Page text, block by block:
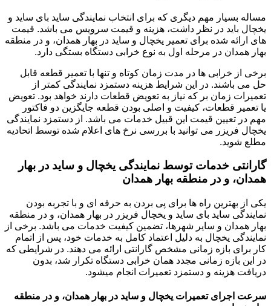
مساله بسیار مهم دیگری که برای انتخاب نمایندگی ساید بای ساید و
یخچال باید در نظر داشت، هزینه و قیمت سرویس می باشد. قیمت
های ارائه شده برای تعمیر یخچال و ساید در بهار همدان، و در منطقه
بهار همدان در مرحله اول به نوع خرابی دستگاه بستگی دارد.
برخی از خرابی ها در مدت زمان کوتاه و تنها با تعمیر قطعه قابل
حل می باشند. در این شرایط هزینه دستمزد نمایندگی کمتر از
تعمیرات زمان بر که نیاز به تعویض قطعات دارند خواهد بود. تعویض
یا تعمیر قطعات، کیفیت و اصلی بودن قطعه جایگزین دو فاکتور
مهم در تعیین قیمت این قبیل خدمات می باشد. از دستمزد نمایندگی
یخچال فریزر می توانید با بررسی نرخ های اعلام شده توسط اتحادیه
مطلع شوید.
گارانتی خدمات توسط نمایندگی یخچال و ساید در بهار
همدان، و در منطقه بهار همدان
یکی از بهترین راه ها برای پی بردن به حرفه ای و با تجربه بودن
نمایندگی ساید بای ساید و یخچال فریزر در بهار همدان، و در منطقه
بهار همدان و سایر شهرها، تضمین کیفیت خدمات می باشد. برخی از
نمایندگی یخچال به دلیل اعتماد کامل به خدمات خود، پس از اتمام
کار برای بازه زمانی مشخص گارانتی ارائه می دهند. در شرایطی که
در این بازه زمانی مجدد همان خرابی دستگاه تکرار شد، بدون
دریافت هزینه و دستمزد تعمیرات انجام میشود.
سرعت اجرای تعمیرات یخچال و ساید در بهار همدان، و در منطقه